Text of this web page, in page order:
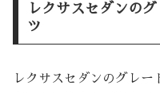
レクサスセダンの
ツ
レクサスセダンのグレ